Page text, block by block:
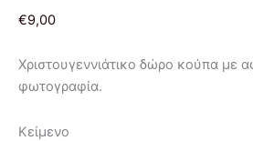
€9,00
Χριστουγεννιάτικο δώρο κούπα με
φωτογραφία.
Κείμενο